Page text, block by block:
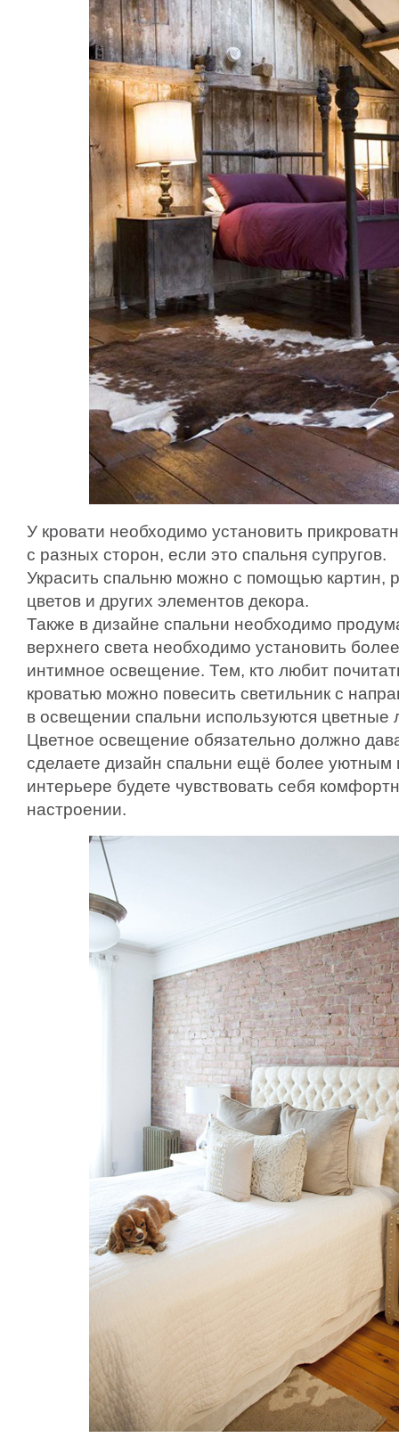
У кровати необходимо установить
с разных сторон, если это спальня супругов.
Украсить спальню можно с помощью картин,
цветов и других элементов декора.
Также в дизайне спальни необходимо
верхнего света необходимо установить
интимное освещение. Тем, кто любит
кроватью можно повесить светильник с
в освещении спальни используются
Цветное освещение обязательно должно
сделаете дизайн спальни ещё более
интерьере будете чувствовать себя
настроении.